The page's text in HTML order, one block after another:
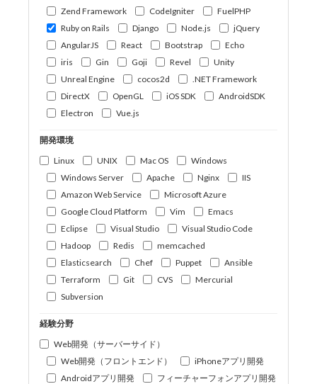
Zend Framework
CodeIgniter
FuelPHP
Ruby on Rails
Django Node.js
jQuery
AngularJS
React Bootstrap
Echo
iris
Gin Goji Revel
Unity
Unreal Engine
cocos2d
.NET Framework
DirectX
OpenGL iOS SDK
AndroidSDK
Electron
Vue.js
開発環境
Linux
UNIX Mac OS
Windows
Windows Server
Apache Nginx
IIS
Amazon Web Service
Microsoft Azure
Google Cloud Platform
Vim
Emacs
Eclipse
Visual Studio
Visual Studio Code
Hadoop
Redis
memcached
Elasticsearch
Chef Puppet
Ansible
Terraform
Git CVS
Mercurial
Subversion
経験分野
Web開発（サーバーサイド）
Web開発（フロントエンド）
iPhoneアプリ開発
Androidアプリ開発
フィーチャーフォンアプリ開発